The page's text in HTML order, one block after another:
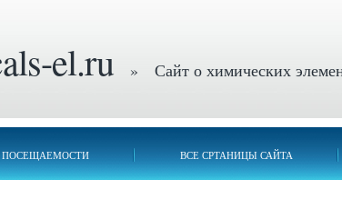
el.ru » Сайт о химических
ПОСЕЩАЕМОСТИ ВСЕ СРТАНИЦЫ САЙТА